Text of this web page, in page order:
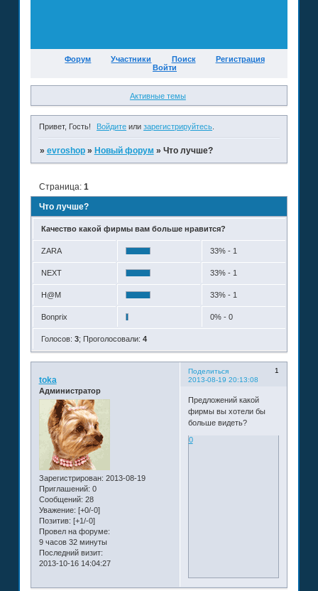
Форум Участники Поиск
Регистрация
Войти
Активные темы
Привет, Гость! Войдите илизарегистрируйтесь
» evroshop » Новый форум » Что лучше?
Что лучше?
Страница: 1
Качество какой фирмы вам больше нравится?
ZARA 33% - 1
NEXT 33% - 1
H@M 33% - 1
Bonprix 0% - 0
Голосов: 3; Проголосовали: 4
Поделиться
1
2013-08-19 20:13:08
toka
Администратор
Зарегистрирован: 2013-08-19
Приглашений: 0
Сообщений: 28
Уважение: [+0/-0]
Позитив: [+1/-0]
Провел на форуме:
9 часов 32 минуты
Последний визит:
2013-10-16 14:04:27
Предложений какой
фирмы вы хотели бы
больше видеть?
0